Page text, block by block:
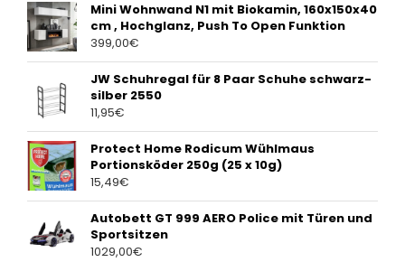
Mini Wohnwand N1 mit Biokamin, 160x150x40
cm , Hochglanz, Push To Open Funktion
399,00€
JW Schuhregal für 8 Paar Schuhe schwarz-
silber 2550
11,95€
Protect Home Rodicum Wühlmaus
Portionsköder 250g (25 x 10g)
15,49€
Autobett GT 999 AERO Police mit Türen und
Sportsitzen
1029,00€